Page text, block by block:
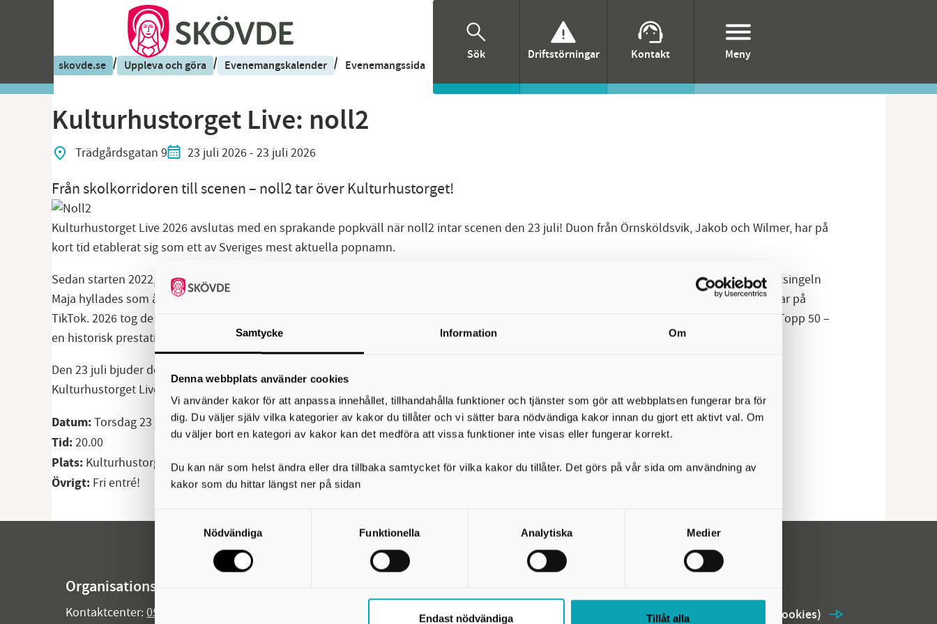
Samtycke Information Om
Denna webbplats använder cookies
Vi använder kakor för att anpassa innehållet, tillhandahålla funktioner och tjänster som gör att webbplatsen fungerar bra för
dig. Du väljer själv vilka kategorier av kakor du tillåter och vi sätter bara nödvändiga kakor innan du gjort ett aktivt val. Om
du väljer bort en kategori av kakor kan det medföra att vissa funktioner inte visas eller fungerar korrekt.
Du kan när som helst ändra eller dra tillbaka samtycket för vilka kakor du tillåter. Det görs på vår sida om användning av
kakor som du hittar längst ner på sidan
Nödvändiga
Funktionella Analytiska Medier
Endast nödvändiga Tillåt alla
Sök Driftstörningar Kontakt Meny
skovde.se / Uppleva och göra / Evenemangskalender / Evenemangssida
Kulturhustorget Live: noll2
Trädgårdsgatan 9 23 juli 2026- 23 juli 2026
Från skolkorridoren till scenen – noll2 tar över Kulturhustorget!
Kulturhustorget Live 2026 avslutas med en sprakande popkväll när noll2 intar scenen den 23 juli! Duon från Örnsköldsvik, Jakob och Wilmer, har på
kort tid etablerat sig som ett av Sveriges mest aktuella popnamn.
Sedan starten 2022, när de lämnade tryggheten hemma och flyttade till Ystad för att satsa fullt ut på musiken, har resan gått snabbt. Debutsingeln
Maja hyllades som årets stora sommarhit, och uppföljaren Störd nådde Spotifys Topp 50 på bara en vecka och fick över 51 miljoner visningar på
TikTok. 2026 tog de steget in i Melodifestivalen med Berusade ord, och trots att de åkte ur tävlingen nådde låten förstaplatsen på Spotifys Topp 50 –
en historisk prestation i tävlingens historia.
Den 23 juli bjuder de på en kväll fylld av energi, starka melodier och pop som verkligen fastnar. Missa inte sommarens avslutning på
Kulturhustorget Live när duon tar scenen och visar varför de är på väg mot de stora scenerna!
Datum:Torsdag 23 juli
Tid:20.00
Plats: Kulturhustorget, Skövde Kulturhus
Övrigt: Fri entré!
Organisationsuppgifter
Kontaktcenter:0500-49 80 00 Arena Skövde Användning av kakor (cookies)